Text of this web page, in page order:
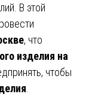
В этой
, что
изделия на
чтобы